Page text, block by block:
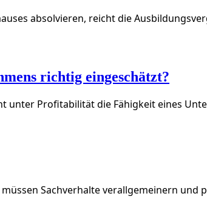
absolvieren, reicht die
richtig eingeschätzt?
Profitabilität die Fähigkeit eines
Sachverhalte verallgemeinern